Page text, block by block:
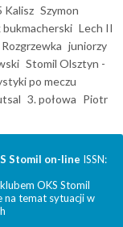
Kalisz Szymon
bukmacherski Lech II
Rozgrzewka juniorzy
Stomil Olsztyn -
po meczu
3. połowa Piotr
Stomil on-line ISSN:
OKS Stomil
na temat sytuacji w